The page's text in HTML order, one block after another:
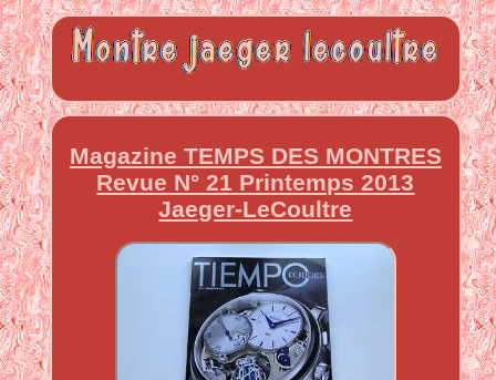
Magazine TEMPS DES MONTRES
Revue N° 21 Printemps 2013
Jaeger-LeCoultre